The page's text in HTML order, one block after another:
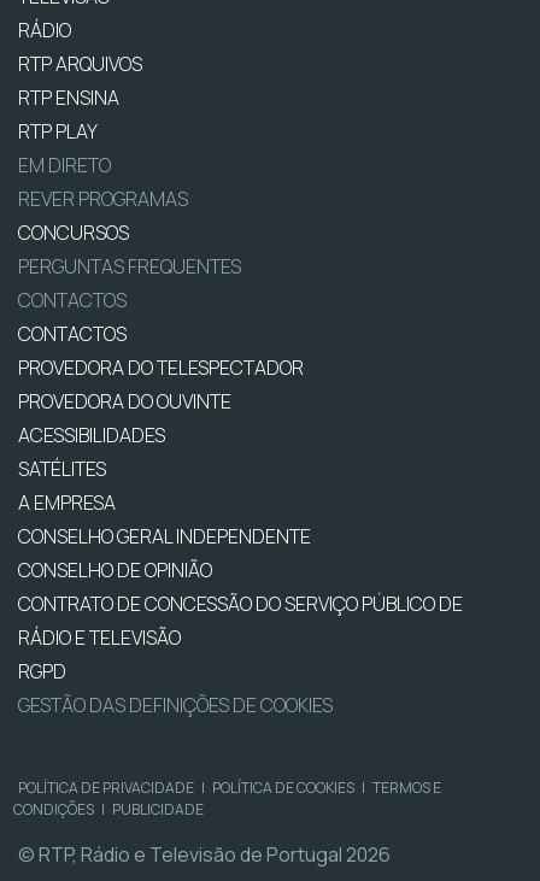
RÁDIO
RTP ARQUIVOS
RTP ENSINA
RTP PLAY
EM DIRETO
REVER PROGRAMAS
CONCURSOS
PERGUNTAS FREQUENTES
CONTACTOS
CONTACTOS
PROVEDORA DO TELESPECTADOR
PROVEDORA DO OUVINTE
ACESSIBILIDADES
SATÉLITES
A EMPRESA
CONSELHO GERAL INDEPENDENTE
CONSELHO DE OPINIÃO
CONTRATO DE CONCESSÃO DO SERVIÇO PÚBLICO DE
RÁDIO E TELEVISÃO
RGPD
GESTÃO DAS DEFINIÇÕES DE COOKIES
POLÍTICA DE PRIVACIDADE | POLÍTICA DE COOKIES | TERMOS E
CONDIÇÕES | PUBLICIDADE
© RTP, Rádio e Televisão de Portugal 2026